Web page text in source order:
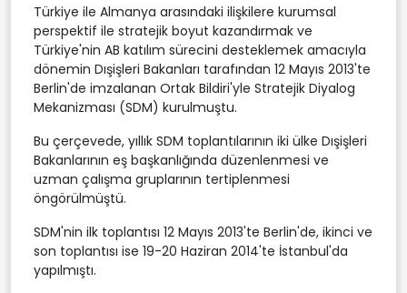
Türkiye ile Almanya arasındaki ilişkilere kurumsal
perspektif ile stratejik boyut kazandırmak ve
Türkiye'nin AB katılım sürecini desteklemek amacıyla
dönemin Dışişleri Bakanları tarafından 12 Mayıs 2013'te
Berlin'de imzalanan Ortak Bildiri'yle Stratejik Diyalog
Mekanizması (SDM) kurulmuştu.
Bu çerçevede, yıllık SDM toplantılarının iki ülke Dışişleri
Bakanlarının eş başkanlığında düzenlenmesi ve
uzman çalışma gruplarının tertiplenmesi
öngörülmüştü.
SDM'nin ilk toplantısı 12 Mayıs 2013'te Berlin'de, ikinci ve
son toplantısı ise 19-20 Haziran 2014'te İstanbul'da
yapılmıştı.